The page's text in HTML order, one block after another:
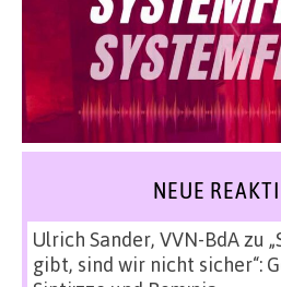
NEUE
Ulrich Sander, VVN-BdAzu
gibt, sind wir nicht sicher“: